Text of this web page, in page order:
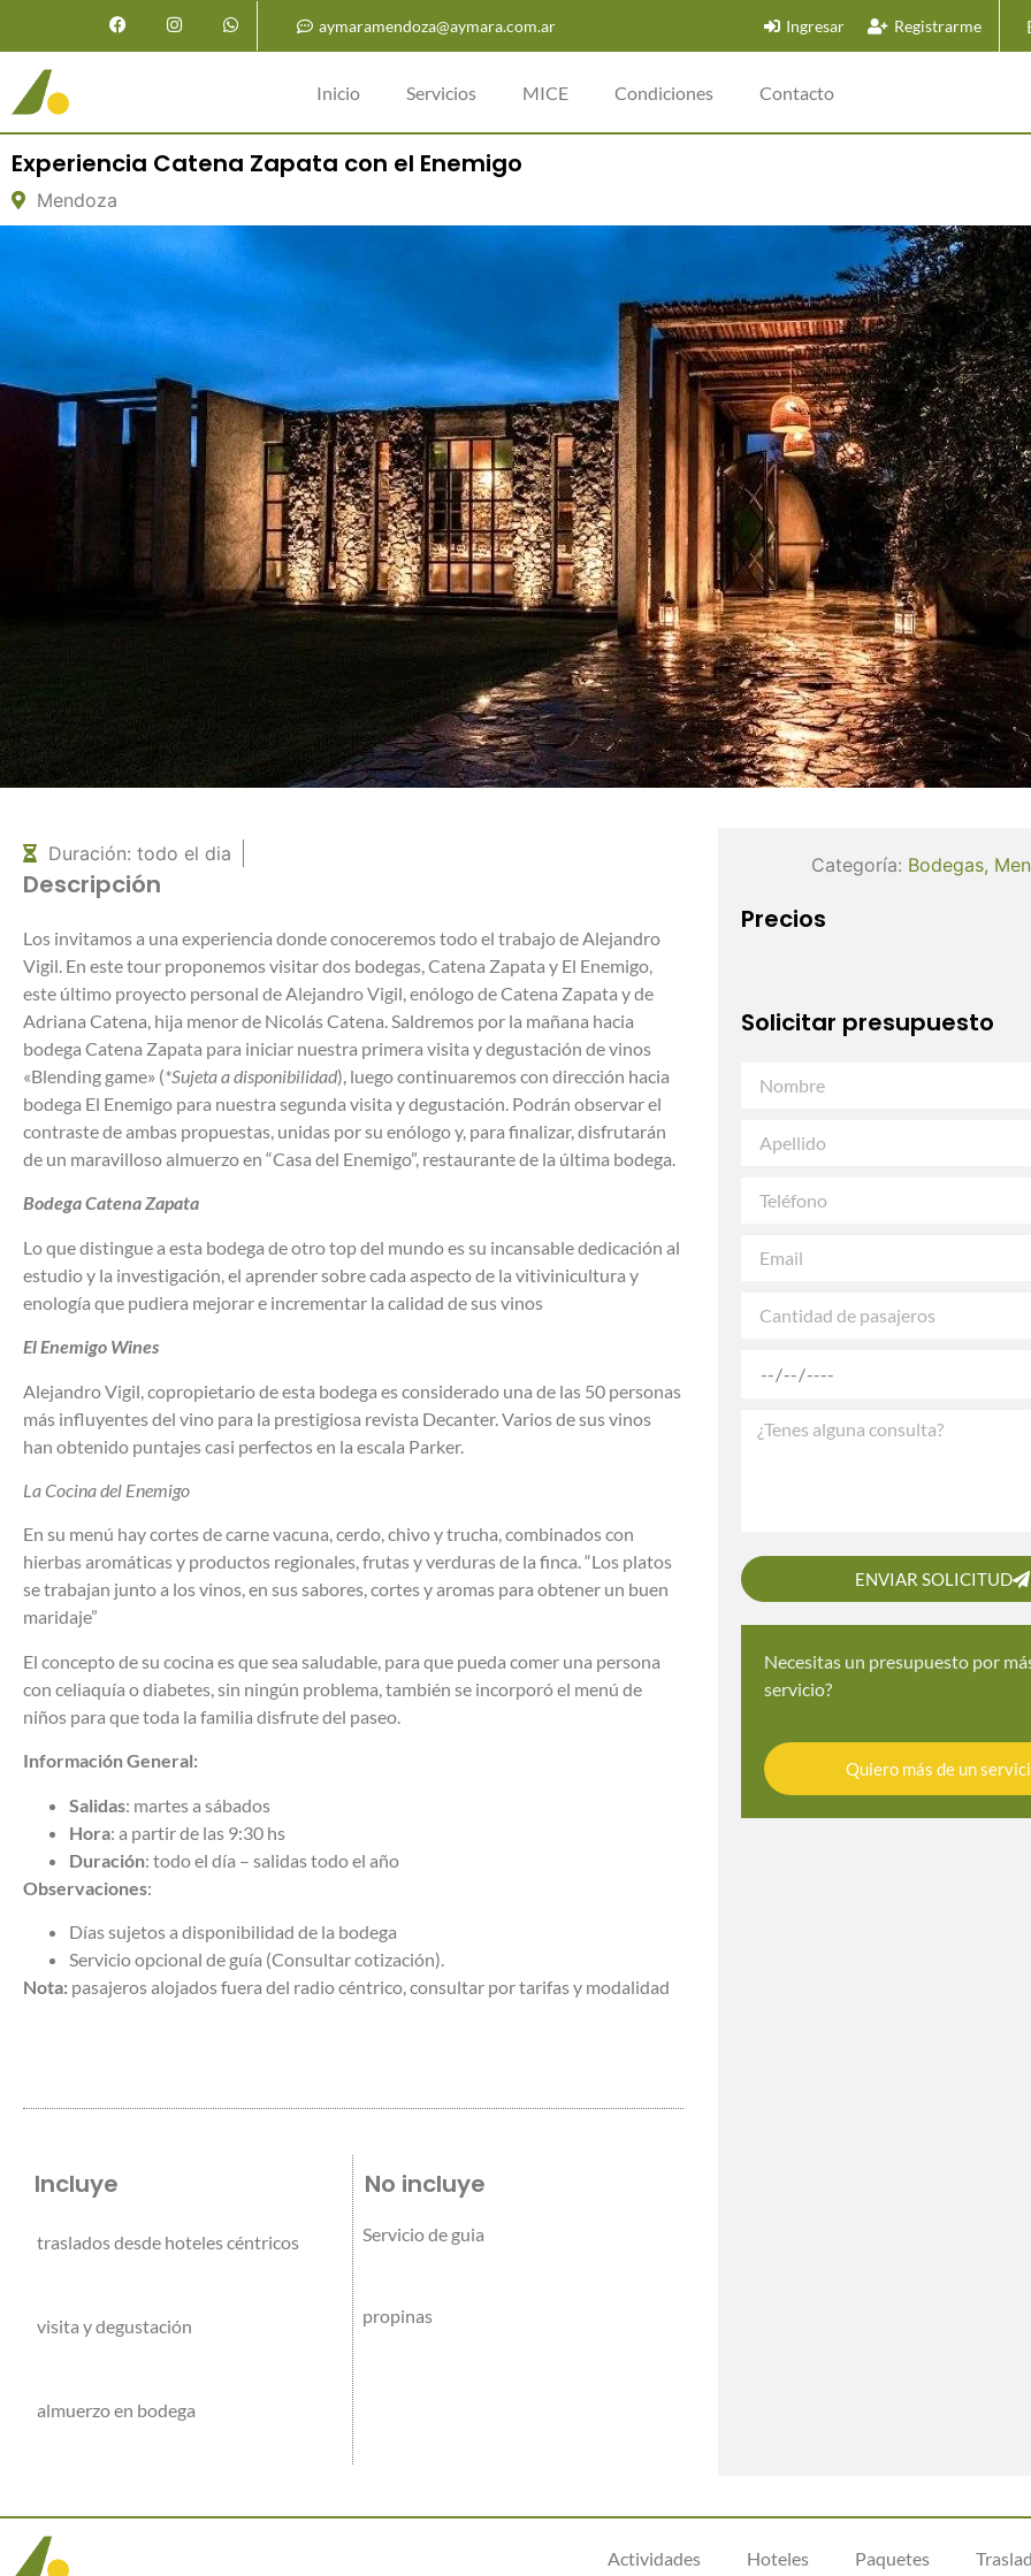
aymaramendoza@aymara.com.ar Ingresar Registrarme
Inicio Servicios MICE Condiciones Contacto
Experiencia Catena Zapata con el Enemigo
Mendoza
Duración: todo el dia
Descripción
Los invitamos a una experiencia donde conoceremostodo el trabajo de Alejandro
Vigil. En este tour proponemos visitar dos bodegas, Catena Zapata y El Enemigo,
este último proyecto personal de AlejandroVigil, enólogo de Catena Zapata y de
Adriana Catena, hija menor de Nicolás Catena. Saldremos por la mañana hacia
bodega Catena Zapata para iniciar nuestra primera visita y degustación de vinos
«Blending game» (*Sujeta a disponibilidad), luego continuaremos con dirección hacia
bodega El Enemigo para nuestra segunda visita y degustación. Podrán observar el
contraste de ambas propuestas, unidas por su enólogo y, para finalizar,disfrutarán
de un maravilloso almuerzo en “Casa del Enemigo”, restaurante de la última bodega.
Bodega Catena Zapata
Lo que distingue a esta bodega de otro top del mundo es su incansable dedicación al
estudio y la investigación, el aprender sobre cada aspecto de la vitivinicultura y
enología que pudiera mejorar e incrementar la calidad de sus vinos
El Enemigo Wines
Alejandro Vigil, copropietario de esta bodega es considerado una de las 50 personas
más influyentes del vino para la prestigiosa revista Decanter. Varios de sus vinos
han obtenido puntajes casi perfectos en la escala Parker.
La Cocina del Enemigo
En su menú hay cortes de carne vacuna, cerdo, chivo y trucha, combinados con
hierbas aromáticas y productos regionales, frutas y verduras de la finca. “Los platos
se trabajan junto a los vinos, en sus sabores, cortes y aromas para obtener un buen
maridaje”
El concepto de su cocina es que sea saludable, para que pueda comer una persona
con celiaquía o diabetes, sin ningún problema, también se incorporó el menú de
niños para que toda la familia disfrute del paseo.
Información General:
Salidas: martes a sábados
Hora: a partir de las 9:30 hs
Duración: todo el día – salidas todo el año
Observaciones:
Días sujetos a disponibilidad de la bodega
Servicio opcional de guía (Consultar cotización).
Nota: pasajeros alojados fuera del radio céntrico, consultar por tarifas y modalidad
Incluye
traslados desde hoteles céntricos
visita y degustación
almuerzo en bodega
No incluye
Servicio de guia
propinas
Categoría: Bodegas,
Precios
Solicitar presupuesto
ENVIAR SOLICITUD
Necesitas un presupuesto por
servicio?
Quiero más de un
Actividades Hoteles Paquetes